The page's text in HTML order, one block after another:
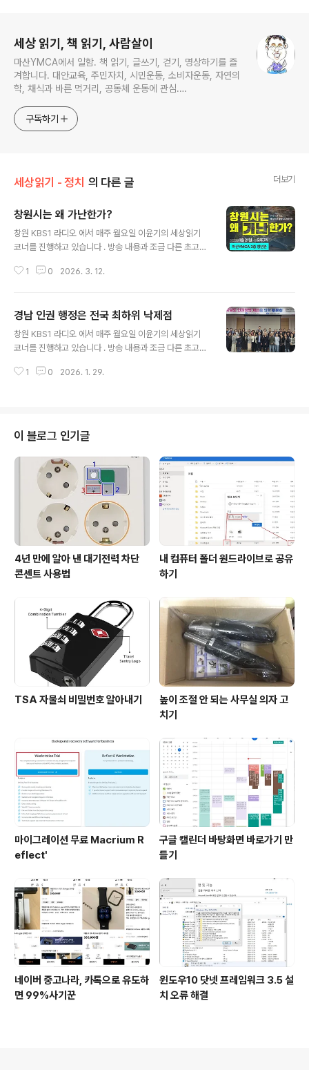
세상 읽기, 책 읽기, 사람살이
마산YMCA에서 일함. 책 읽기, 글쓰기, 걷기, 명상하기를 즐
겨합니다. 대안교육, 주민자치, 시민운동, 소비자운동, 자연의
학, 채식과 바른 먹거리, 공동체 운동에 관심.
http://www.facebook.com/ymcaman
구독하기
세상읽기 - 정치 의 다른 글 더보기
창원시는 왜 가난한가?
창원 KBS1 라디오 에서 매주 월요일 이윤기의 세상읽기
코너를 진행하고 있습니다 . 방송 내용과 조금 다른 초고이
26 방송분) 지난주 수요일(1월 21일) 마산YMCA 시민사
「창원시는 왜 가난한가?」를 주제로 개최되었습니다. 40여
명의 시민들이 현장 토론회에 참여하였는데요. 오늘은 YM
CA 시민논단에서 토론되었던, 창원시가 가난한 이유를 함
왜 가난한가?」를 주제로 시민논단을 개최하게 된 첫 번째
1 0 2026. 3. 12.
경남 인권 행정은 전국 최하위 낙제점
창원 KBS1 라디오 에서 매주 월요일 이윤기의 세상읽기
코너를 진행하고 있습니다 . 방송 내용과 조금 다른 초고이
1. 17 방송분) 지난 11일 국립창원대학교와 국가인권위원
니다. 인권은 인간이기 때문에 가지는 권리, 즉 인간다운 삶
을 영위하기 위해 필요한, 태어날 때부터 가지는 고유의 권
리를 말합니다. 우리 헌법 제10조에서 “모든 국민은 인간
으로서의 존엄과 가치를 가지며, 행복을 추구할 권리를 가
진다. 국가는 개인이 가지는 불가침의 기본적 인권을 확인
하고 이를 보장할 의무를 가진..
1 0 2026. 1. 29.
이 블로그 인기글
4년 만에 알아 낸 대기전력 차단
콘센트 사용법
내 컴퓨터 폴더 원드라이브로 공유
하기
TSA 자물쇠 비밀번호 알아내기
높이 조절 안 되는 사무실 의자 고
치기
마이그레이션 무료 Macrium R
eflect'
구글 캘린더 바탕화면 바로가기 만
들기
네이버 중고나라, 카톡으로 유도하
면 99%사기꾼
윈도우10 닷넷 프레임워크 3.5 설
치 오류 해결